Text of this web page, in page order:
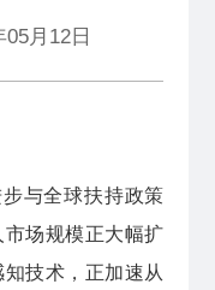
05月12日
与全球扶持政策
场规模正大幅扩
技术，正加速从